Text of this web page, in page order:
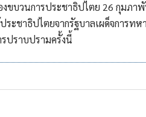
ขบวนการประชาธิปไตย 26 กุมภา
ะชาธิปไตยจากรัฐบาลเผด็จการท
ปราบปรามครั้งนี้